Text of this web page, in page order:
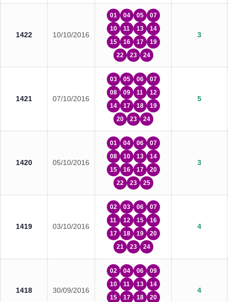
1422 10/10/2016
01 04 05
07
10
11 13
14
15
16 17
19
22
23 24
3
1421 07/10/2016
03 05 06
07
08
09 11
12
14
17 18
19
20
23 24
5
1420 05/10/2016
01 04 06
07
08
10 13
14
15
16 17
20
22
23 25
3
1419 03/10/2016
02 03 06
07
11
12 15
16
17
18 19
20
21
23 24
4
1418 30/09/2016
02 04 06
09
10
11 13
14
15
17 18
20
4